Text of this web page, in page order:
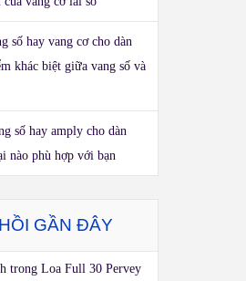
số hay vang cơ cho dàn
khác biệt giữa vang số và
số hay amply cho dàn
nào phù hợp với bạn
GẦN ĐÂY
trong Loa Full 30 Pervey